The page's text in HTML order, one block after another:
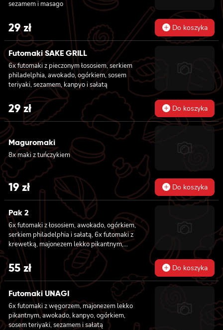
sezamem i masago
29zł Do koszyka
Futomaki SAKE GRILL
6x futomaki z pieczonym łososiem, serkiem
philadelphia, awokado, ogórkiem, sosem
teriyaki, sezamem, kanpyo i sałatą
29zł Do koszyka
Maguromaki
8x maki z tuńczykiem
19zł Do koszyka
Pak 2
6x futomaki z łososiem, awokado, ogórkiem,
serkiem philadelphia i sałatą, 6x futomaki z
krewetką, majonezem lekko pikantnym,
ogórkiem i sałatą
55zł Do koszyka
Futomaki UNAGI
6x futomaki z węgorzem, majonezem lekko
pikantnym, awokado, kanpyo, ogórkiem,
sosem teriyaki, sezamem i sałatą